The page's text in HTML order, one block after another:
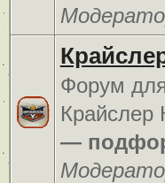
Форум
Крайслер
—